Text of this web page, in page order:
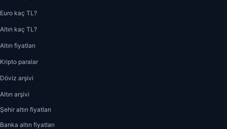
Euro kaç TL?
Altın kaç TL?
Altın fiyatları
Kripto paralar
Döviz arşivi
Altın arşivi
Şehir altın fiyatları
Banka altın fiyatları